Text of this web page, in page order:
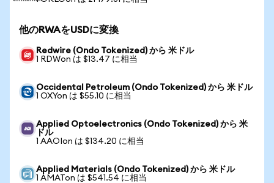
他のRWAをUSDに変換
Redwire (Ondo Tokenized) から 米ドル
1 RDWon は $13.47 に相当
Occidental Petroleum (Ondo Tokenized) から 米ドル
1 OXYon は $55.10 に相当
Applied Optoelectronics (Ondo Tokenized) から 米
ドル
1 AAOIon は $134.20 に相当
Applied Materials (Ondo Tokenized) から 米ドル
1 AMATon は $541.54 に相当